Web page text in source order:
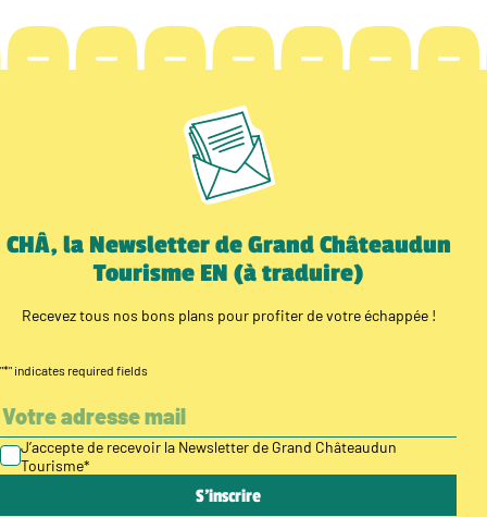
CHÂ, la Newsletter de Grand Châteaudun
Tourisme EN (à traduire)
Recevez tous nos bons plans pour profiter de votre échappée !
"*" indicates required fields
J’accepte de recevoir la Newsletter de Grand Châteaudun
Tourisme*